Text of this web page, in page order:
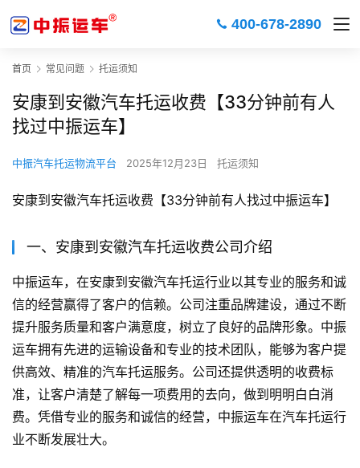
400-678-2890
首页 常见问题 托运须知
安康到安徽汽车托运收费【33分钟前有人
找过中振运车】
中振汽车托运物流平台 2025年12月23日 托运须知
安康到安徽汽车托运收费【33分钟前有人找过中振运车】
一、安康到安徽汽车托运收费公司介绍
中振运车，在安康到安徽汽车托运行业以其专业的服务和诚
信的经营赢得了客户的信赖。公司注重品牌建设，通过不断
提升服务质量和客户满意度，树立了良好的品牌形象。中振
运车拥有先进的运输设备和专业的技术团队，能够为客户提
供高效、精准的汽车托运服务。公司还提供透明的收费标
准，让客户清楚了解每一项费用的去向，做到明明白白消
费。凭借专业的服务和诚信的经营，中振运车在汽车托运行
业不断发展壮大。